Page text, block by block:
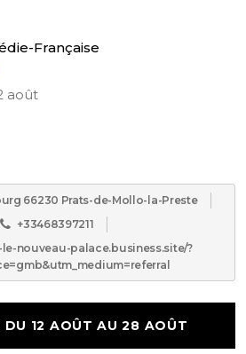
Française
août
66230 Prats-de-Mollo-la-Preste
+33468397211
nouveau-palace.business.site/?
DU 12 AOÛT AU 28 AOÛT